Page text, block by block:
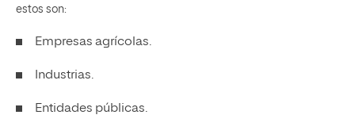
estos son:
Empresas agrícolas.
Industrias.
Entidades públicas.